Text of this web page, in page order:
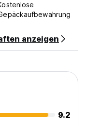
anzeigen
9.2